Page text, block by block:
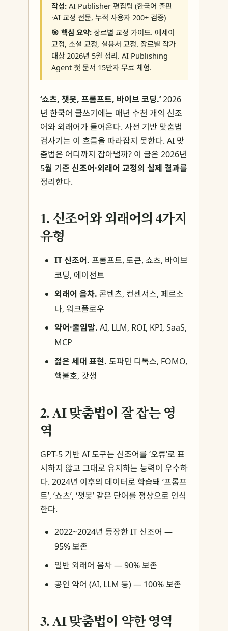
작성: AI Publisher 편집팀 (한국어 출판
·AI 교정 전문, 누적 사용자 200+ 검증)
🎯 핵심 요약: 장르별 교정 가이드. 에세이
교정, 소설 교정, 실용서 교정. 장르별 작가
대상 2026년 5월 정리. AI Publishing
Agent 첫 문서 15만자 무료 체험.
‘쇼츠, 챗봇, 프롬프트, 바이브 코딩.’2026
년 한국어 글쓰기에는 매년 수천 개의 신조
어와 외래어가 들어온다. 사전 기반 맞춤법
검사기는 이 흐름을 따라잡지 못한다. AI 맞
춤법은 어디까지 잡아낼까? 이 글은 2026년
5월 기준 신조어·외래어 교정의 실제 결과를
정리한다.
1. 신조어와 외래어의 4가지
유형
IT 신조어. 프롬프트, 토큰, 쇼츠, 바이브
코딩, 에이전트
외래어 음차. 콘텐츠, 컨센서스, 페르소
나, 워크플로우
약어·줄임말. AI, LLM, ROI, KPI, SaaS,
MCP
젊은 세대 표현. 도파민 디톡스, FOMO,
핵불호, 갓생
2. AI 맞춤법이 잘 잡는 영
역
GPT-5 기반 AI 도구는 신조어를 ‘오류’로 표
시하지 않고 그대로 유지하는 능력이 우수하
다. 2024년 이후의 데이터로 학습돼 ‘프롬프
트’, ‘쇼츠’, ‘챗봇’ 같은 단어를 정상으로 인식
한다.
2022~2024년 등장한 IT 신조어 —
95% 보존
일반 외래어 음차 — 90% 보존
공인 약어 (AI, LLM 등) — 100% 보존
3. AI 맞춤법이 약한 영역